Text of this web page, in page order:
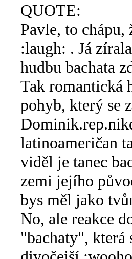
QUOTE:
Pavle, to
:laugh: . Já
hudbu bachata
Tak romantická
pohyb, který se
latinoameričan
viděl je tanec
zemi jejího
bys měl jako
No, ale reakce
"bachaty", která